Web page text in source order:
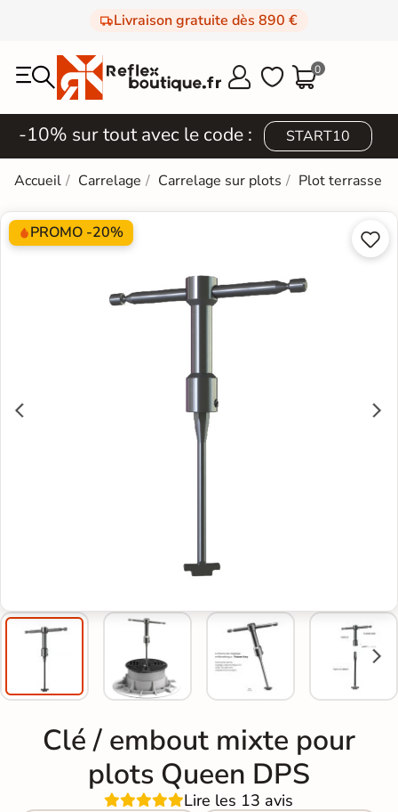
Livraison gratuite dès 890 €
  0
-10% sur tout avec le code : START10
Accueil Carrelage Carrelage sur plots Plot terrasse
PROMO -20% 

Clé / embout mixte pour
plots Queen DPS
Lire les 13 avis